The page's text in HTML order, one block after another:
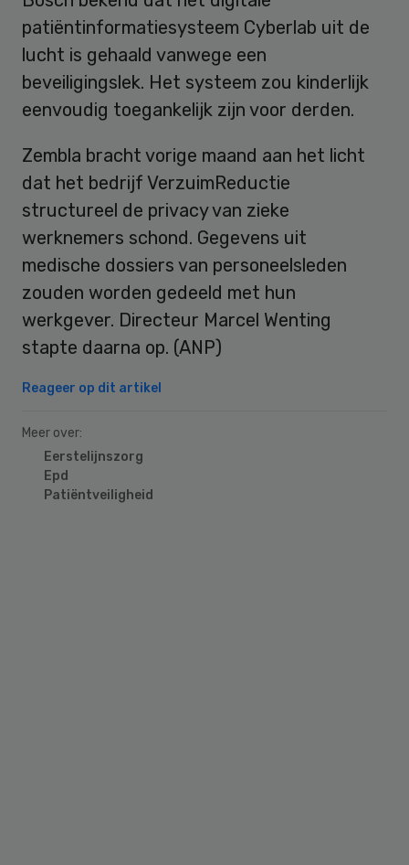
patiëntinformatiesysteem Cyberlab uit de
lucht is gehaald vanwege een
beveiligingslek. Het systeem zou kinderlijk
eenvoudig toegankelijk zijn voor derden.
Zembla bracht vorige maand aan het licht
dat het bedrijf VerzuimReductie
structureel de privacy van zieke
werknemers schond. Gegevens uit
medische dossiers van personeelsleden
zouden worden gedeeld met hun
werkgever. Directeur Marcel Wenting
stapte daarna op. (ANP)
Reageer op dit artikel
Meer over:
Eerstelijnszorg
Epd
Patiëntveiligheid